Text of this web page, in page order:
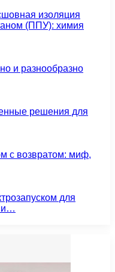
изоляция
(ППУ): химия
и разнообразно
решения для
с возвратом: миф,
для
и…